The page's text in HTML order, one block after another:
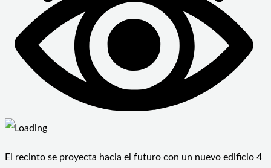
El recinto se proyecta hacia el futuro con un nuevo edificio 4